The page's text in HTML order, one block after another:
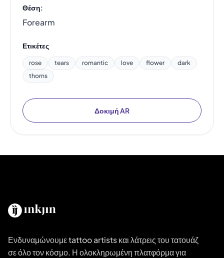
Θέση:
Forearm
Ετικέτες
rose tears romantic love flower
dark
thorns
Δοκιμή AR
Ενδυναμώνουμε tattoo artists και λάτρεις του τατουάζ
σε όλο τον κόσμο. Η ολοκληρωμένη πλατφόρμα για